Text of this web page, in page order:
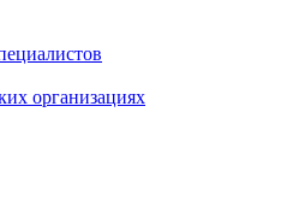
организациях